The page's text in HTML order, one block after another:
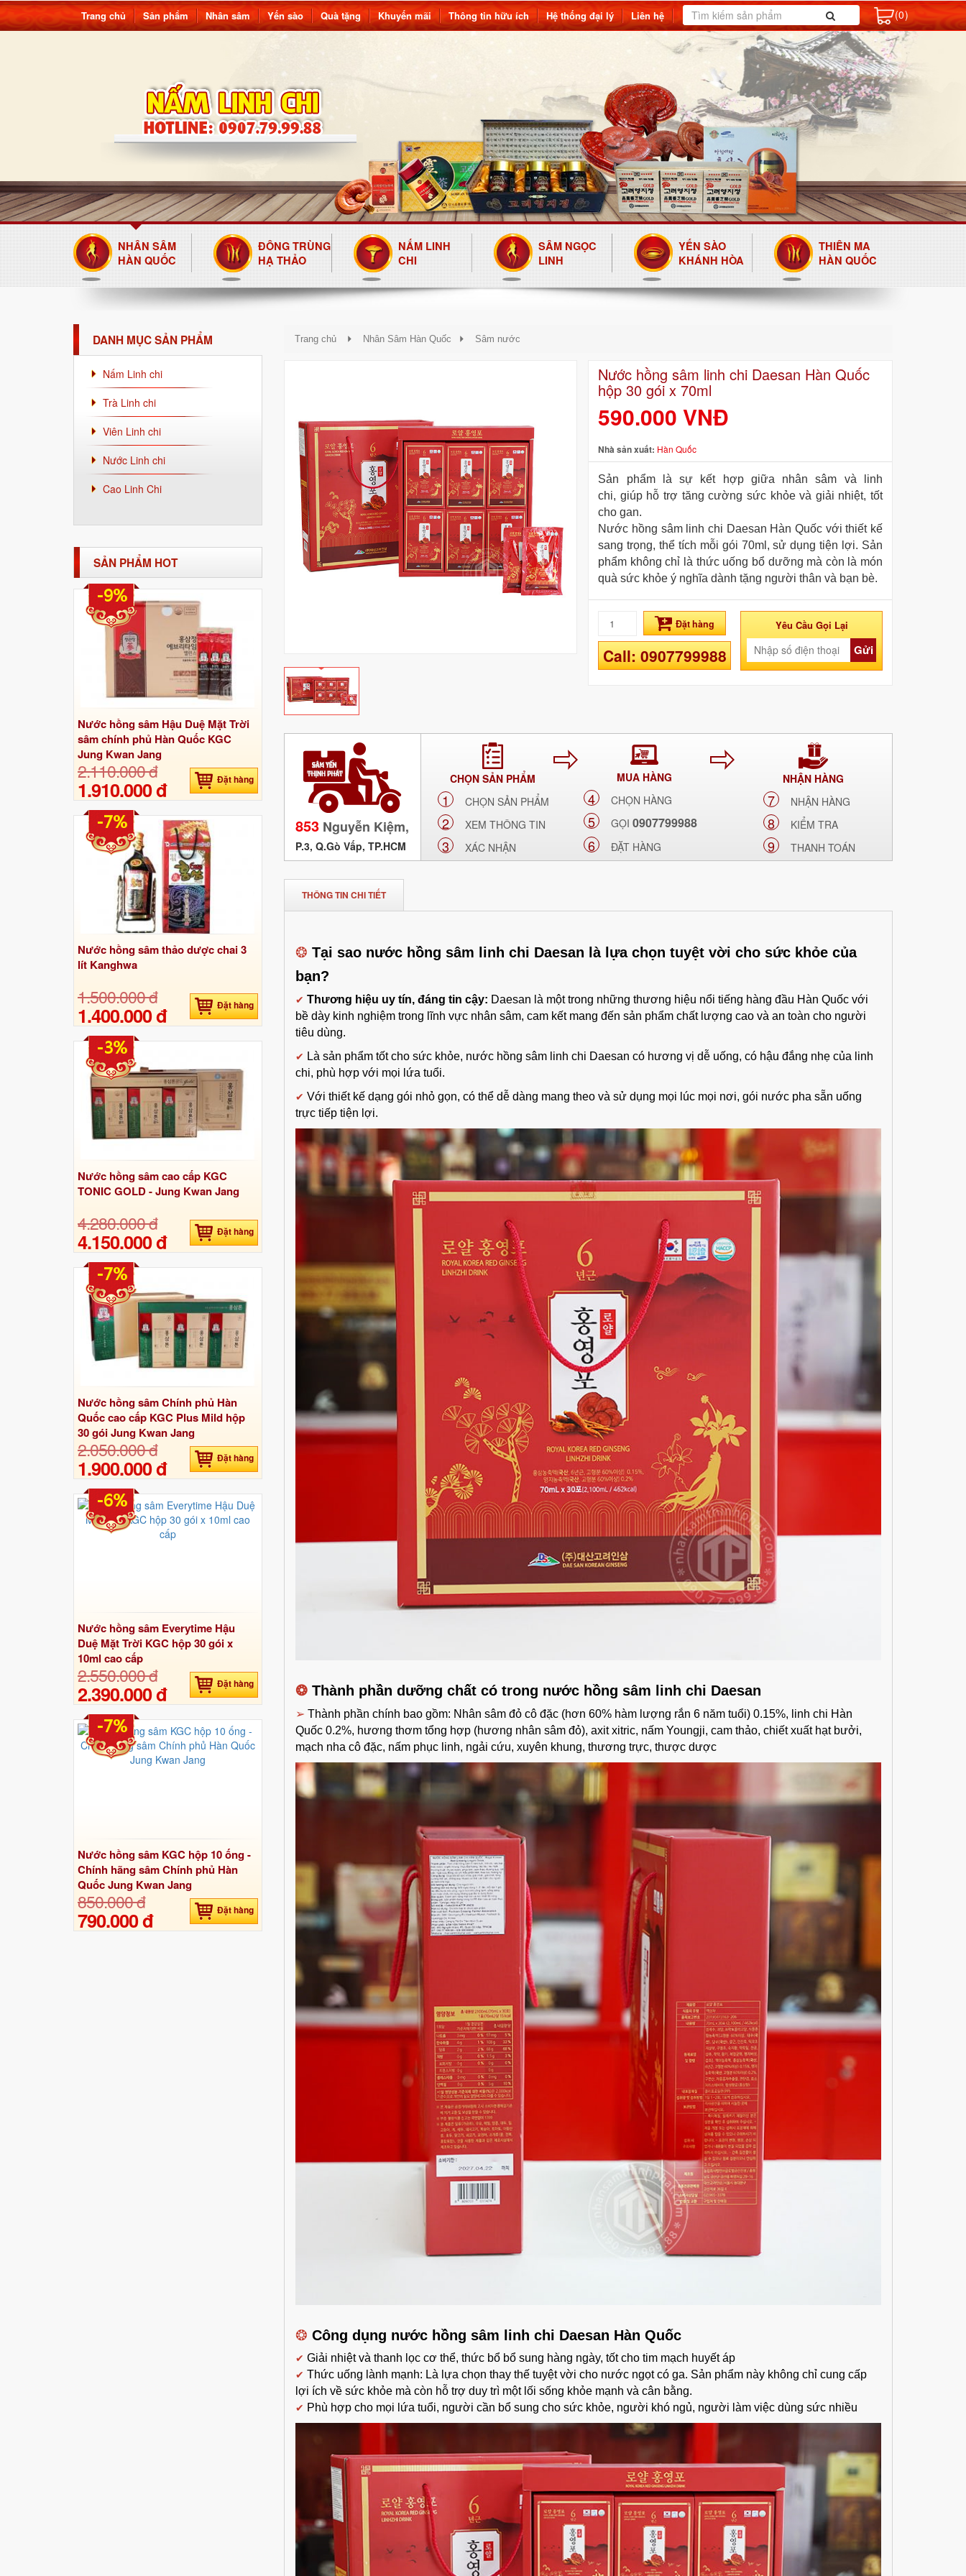
Trang chủ Sản phẩm Nhân sâm Yến sào Quà tặng Khuyến mãi Thông tin hữu ích Hệ thống đại lý Liên hệ (0)
NHÂN SÂM
HÀN QUỐC
ĐÔNG TRÙNG
HẠ THẢO
NẤM LINH
CHI
SÂM NGỌC
LINH
YẾN SÀO
KHÁNH HÒA
THIÊN MA
HÀN QUỐC
DANH MỤC SẢN PHẨM
Nấm Linh chi
Trà Linh chi
Viên Linh chi
Nước Linh chi
Cao Linh Chi
SẢN PHẨM HOT
Nước hồng sâm Hậu Duệ Mặt Trời
sâm chính phủ Hàn Quốc KGC
Jung Kwan Jang
2.110.000 đ
1.910.000 đ Đặt hàng
-9%
Nước hồng sâm thảo dược chai 3
lít Kanghwa
1.500.000 đ
1.400.000 đ Đặt hàng
-7%
Nước hồng sâm cao cấp KGC
TONIC GOLD - Jung Kwan Jang
4.280.000 đ
4.150.000 đ Đặt hàng
-3%
Nước hồng sâm Chính phủ Hàn
Quốc cao cấp KGC Plus Mild hộp
30 gói Jung Kwan Jang
2.050.000 đ
1.900.000 đ Đặt hàng
-7%
Nước hồng sâm Everytime Hậu
Duệ Mặt Trời KGC hộp 30 gói x
10ml cao cấp
2.550.000 đ
2.390.000 đ Đặt hàng
-6%
Nước hồng sâm KGC hộp 10 ống -
Chính hãng sâm Chính phủ Hàn
Quốc Jung Kwan Jang
850.000 đ
790.000 đ Đặt hàng
-7%
Trang chủ Nhân Sâm Hàn Quốc Sâm nước
Nước hồng sâm linh chi Daesan Hàn Quốc
hộp 30 gói x 70ml
590.000 VNĐ
Nhà sản xuất: Hàn Quốc
Sản phẩm là sự kết hợp giữa nhân sâm và linh
chi, giúp hỗ trợ tăng cường sức khỏe và giải nhiệt, tốt
cho gan.
Nước hồng sâm linh chi Daesan Hàn Quốc với thiết kế
sang trọng, thể tích mỗi gói 70ml, sử dụng tiện lợi. Sản
phẩm không chỉ là thức uống bổ dưỡng mà còn là món
quà sức khỏe ý nghĩa dành tặng người thân và bạn bè.
Đặt hàng
Call: 0907799988
Yêu Cầu Gọi Lại
Gửi
853Nguyễn Kiệm,
P.3, Q.Gò Vấp, TP.HCM
CHỌN SẢN PHẨM
1 CHỌN SẢN PHẨM
2 XEM THÔNG TIN
3 XÁC NHẬN
MUA HÀNG
4 CHỌN HÀNG
5 GỌI 0907799988
6 ĐẶT HÀNG
NHẬN HÀNG
7 NHẬN HÀNG
8 KIỂM TRA
9 THANH TOÁN
THÔNG TIN CHI TIẾT
❂ Tại sao nước hồng sâm linh chi Daesan là lựa chọn tuyệt vời cho sức khỏe của
bạn?
✔ Thương hiệu uy tín, đáng tin cậy: Daesan là một trong những thương hiệu nổi tiếng hàng đầu Hàn Quốc với
bề dày kinh nghiệm trong lĩnh vực nhân sâm, cam kết mang đến sản phẩm chất lượng cao và an toàn cho người
tiêu dùng.
✔ Là sản phẩm tốt cho sức khỏe, nước hồng sâm linh chi Daesan có hương vị dễ uống, có hậu đắng nhẹ của linh
chi, phù hợp với mọi lứa tuổi.
✔ Với thiết kế dạng gói nhỏ gọn, có thể dễ dàng mang theo và sử dụng mọi lúc mọi nơi, gói nước pha sẵn uống
trực tiếp tiện lợi.
❂ Thành phần dưỡng chất có trong nước hồng sâm linh chi Daesan
➢ Thành phần chính bao gồm: Nhân sâm đỏ cô đặc (hơn 60% hàm lượng rắn 6 năm tuổi) 0.15%, linh chi Hàn
Quốc 0.2%, hương thơm tổng hợp (hương nhân sâm đỏ), axit xitric, nấm Youngji, cam thảo, chiết xuất hạt bưởi,
mạch nha cô đặc, nấm phục linh, ngải cứu, xuyên khung, thương trực, thược dược
❂ Công dụng nước hồng sâm linh chi Daesan Hàn Quốc
✔ Giải nhiệt và thanh lọc cơ thể, thức bổ bổ sung hàng ngày, tốt cho tim mạch huyết áp
✔ Thức uống lành mạnh: Là lựa chọn thay thế tuyệt vời cho nước ngọt có ga. Sản phẩm này không chỉ cung cấp
lợi ích về sức khỏe mà còn hỗ trợ duy trì một lối sống khỏe mạnh và cân bằng.
✔ Phù hợp cho mọi lứa tuổi, người cần bổ sung cho sức khỏe, người khó ngủ, người làm việc dùng sức nhiều